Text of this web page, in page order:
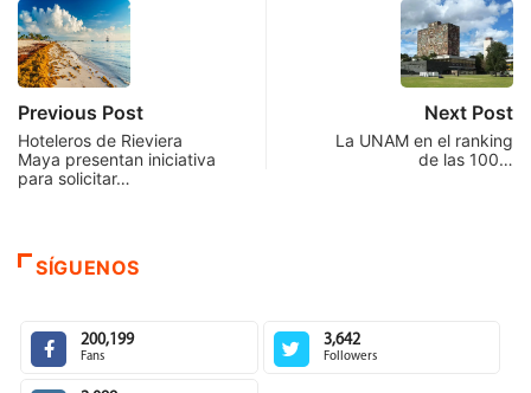
Previous Post
Hoteleros de Rieviera
Maya presentan iniciativa
para solicitar…
Next Post
La UNAM en el ranking
de las 100…
SÍGUENOS
200,199
Fans
3,642
Followers